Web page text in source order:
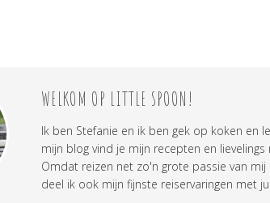
WELKOM OP LITTLE SPOON!
Ik ben Stefanie en ik ben gek op koken en
mijn blog vind je mijn recepten en lievelings
Omdat reizen net zo'n grote passie van mij
deel ik ook mijn fijnste reiservaringen met